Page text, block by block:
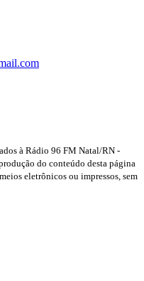
à Rádio 96 FM Natal/RN -
do conteúdo desta página
eletrônicos ou impressos, sem